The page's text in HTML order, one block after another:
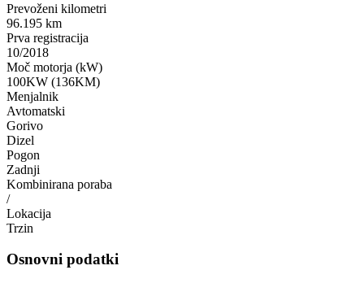
Prevoženi kilometri
96.195 km
Prva registracija
10/2018
Moč motorja (kW)
100KW (136KM)
Menjalnik
Avtomatski
Gorivo
Dizel
Pogon
Zadnji
Kombinirana poraba
/
Lokacija
Trzin
Osnovni podatki